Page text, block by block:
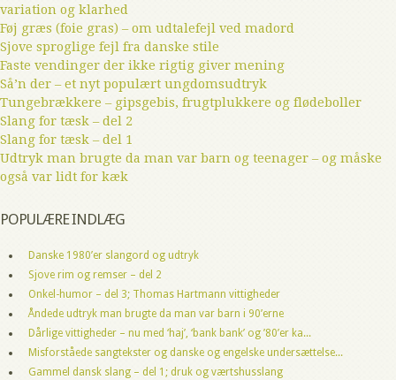
variation og klarhed
Føj græs (foie gras) – om udtalefejl ved madord
Sjove sproglige fejl fra danske stile
Faste vendinger der ikke rigtig giver mening
Så’n der – et nyt populært ungdomsudtryk
Tungebrækkere – gipsgebis, frugtplukkere og flødeboller
Slang for tæsk – del 2
Slang for tæsk – del 1
Udtryk man brugte da man var barn og teenager – og måske
også var lidt for kæk
POPULÆRE INDLÆG
Danske 1980’er slangord og udtryk
Sjove rim og remser – del 2
Onkel-humor – del 3; Thomas Hartmann vittigheder
Åndede udtryk man brugte da man var barn i 90’erne
Dårlige vittigheder – nu med ‘haj’, ‘bank bank’ og ’80’er ka...
Misforståede sangtekster og danske og engelske undersættelse...
Gammel dansk slang – del 1; druk og værtshusslang